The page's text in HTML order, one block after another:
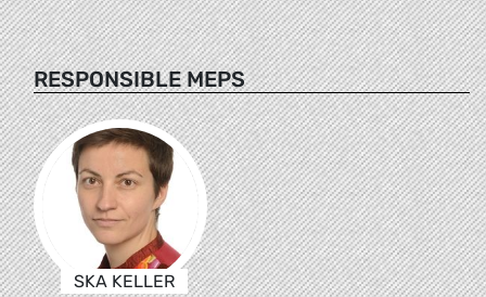
RESPONSIBLE MEPS
SKA KELLER